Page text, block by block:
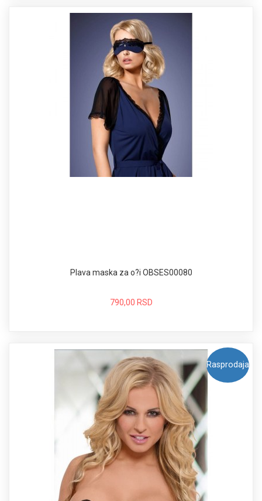
Plava maska za o?i OBSES00080
790,00 RSD
Rasprodaja